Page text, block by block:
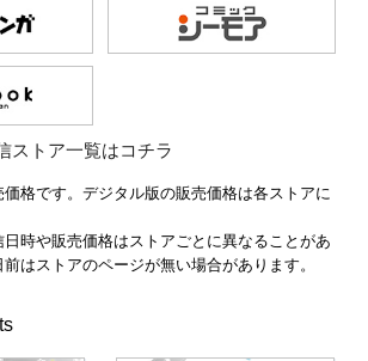
ストア一覧はコチラ
格です。デジタル版の販売価格は各ストアに
時や販売価格はストアごとに異なることがあ
はストアのページが無い場合があります。